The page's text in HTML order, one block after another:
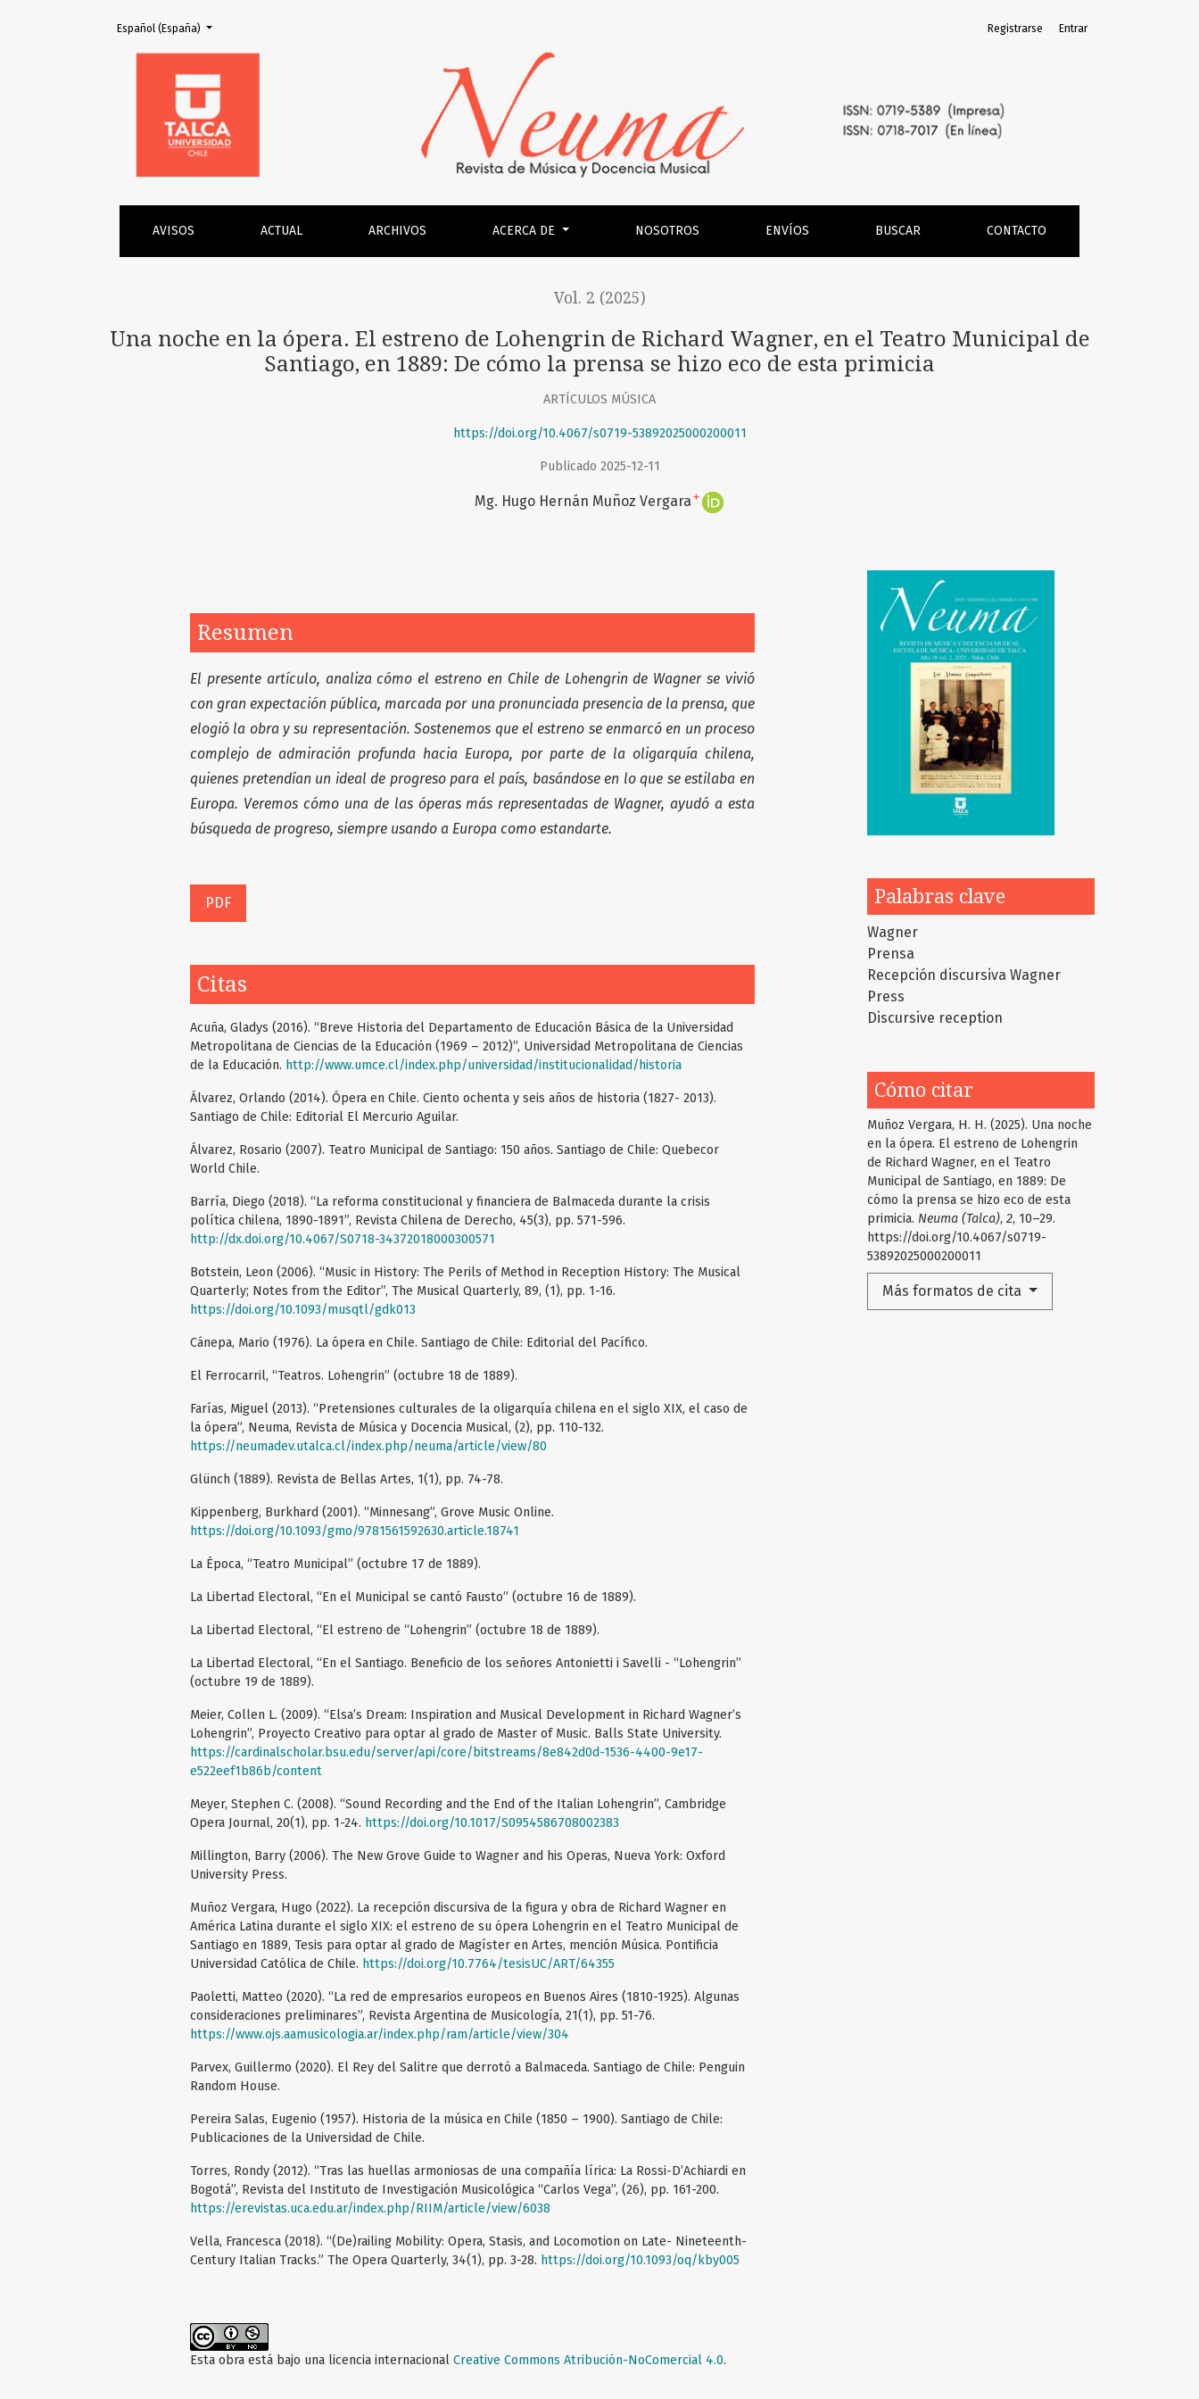
Una noche en la ópera. El estreno de Lohengrin de Richard Wagner, en el Teatro Municipal de Santiago, en 1889
AVISOS ACTUAL ARCHIVOS ACERCA DE NOSOTROS ENVÍOS BUSCAR CONTACTO
Registrarse Entrar
Cambiar el idioma. El actual es:
Español (España)
Vol. 2 (2025)
Una noche en la ópera. El estreno de Lohengrin de Richard Wagner, en el Teatro Municipal de
Santiago, en 1889: De cómo la prensa se hizo eco de esta primicia
ARTÍCULOS MÚSICA
https://doi.org/10.4067/s0719-53892025000200011
Publicado 2025-12-11
Mg. Hugo Hernán Muñoz Vergara +
Palabras clave
Wagner
Prensa
Recepción discursiva Wagner
Press
Discursive reception
Cómo citar
Muñoz Vergara, H. H. (2025). Una noche
en la ópera. El estreno de Lohengrin
de Richard Wagner, en el Teatro
Municipal de Santiago, en 1889: De
cómo la prensa se hizo eco de esta
primicia. Neuma (Talca), 2, 10–29.
https://doi.org/10.4067/s0719-
53892025000200011
Más formatos de cita
Resumen
El presente artículo, analiza cómo el estreno en Chile de Lohengrin de Wagner se vivió
con gran expectación pública, marcada por una pronunciada presencia de la prensa, que
elogió la obra y su representación. Sostenemos que el estreno se enmarcó en un proceso
complejo de admiración profunda hacia Europa, por parte de la oligarquía chilena,
quienes pretendían un ideal de progreso para el país, basándose en lo que se estilaba en
Europa. Veremos cómo una de las óperas más representadas de Wagner, ayudó a esta
búsqueda de progreso, siempre usando a Europa como estandarte.
PDF
Citas
Acuña, Gladys (2016). “Breve Historia del Departamento de Educación Básica de la Universidad
Metropolitana de Ciencias de la Educación (1969 – 2012)”, Universidad Metropolitana de Ciencias
de la Educación. http://www.umce.cl/index.php/universidad/institucionalidad/historia
Álvarez, Orlando (2014). Ópera en Chile. Ciento ochenta y seis años de historia (1827- 2013).
Santiago de Chile: Editorial El Mercurio Aguilar.
Álvarez, Rosario (2007). Teatro Municipal de Santiago: 150 años. Santiago de Chile: Quebecor
World Chile.
Barría, Diego (2018). “La reforma constitucional y financiera de Balmaceda durante la crisis
política chilena, 1890-1891”, Revista Chilena de Derecho, 45(3), pp. 571-596.
http://dx.doi.org/10.4067/S0718-34372018000300571
Botstein, Leon (2006). “Music in History: The Perils of Method in Reception History: The Musical
Quarterly; Notes from the Editor”, The Musical Quarterly, 89, (1), pp. 1-16.
https://doi.org/10.1093/musqtl/gdk013
Cánepa, Mario (1976). La ópera en Chile. Santiago de Chile: Editorial del Pacífico.
El Ferrocarril, “Teatros. Lohengrin” (octubre 18 de 1889).
Farías, Miguel (2013). “Pretensiones culturales de la oligarquía chilena en el siglo XIX, el caso de
la ópera”, Neuma, Revista de Música y Docencia Musical, (2), pp. 110-132.
https://neumadev.utalca.cl/index.php/neuma/article/view/80
Glünch (1889). Revista de Bellas Artes, 1(1), pp. 74-78.
Kippenberg, Burkhard (2001). “Minnesang”, Grove Music Online.
https://doi.org/10.1093/gmo/9781561592630.article.18741
La Época, “Teatro Municipal” (octubre 17 de 1889).
La Libertad Electoral, “En el Municipal se cantó Fausto” (octubre 16 de 1889).
La Libertad Electoral, “El estreno de “Lohengrin” (octubre 18 de 1889).
La Libertad Electoral, “En el Santiago. Beneficio de los señores Antonietti i Savelli - “Lohengrin”
(octubre 19 de 1889).
Meier, Collen L. (2009). “Elsa’s Dream: Inspiration and Musical Development in Richard Wagner’s
Lohengrin”, Proyecto Creativo para optar al grado de Master of Music. Balls State University.
https://cardinalscholar.bsu.edu/server/api/core/bitstreams/8e842d0d-1536-4400-9e17-
e522eef1b86b/content
Meyer, Stephen C. (2008). “Sound Recording and the End of the Italian Lohengrin”, Cambridge
Opera Journal, 20(1), pp. 1-24. https://doi.org/10.1017/S0954586708002383
Millington, Barry (2006). The New Grove Guide to Wagner and his Operas, Nueva York: Oxford
University Press.
Muñoz Vergara, Hugo (2022). La recepción discursiva de la figura y obra de Richard Wagner en
América Latina durante el siglo XIX: el estreno de su ópera Lohengrin en el Teatro Municipal de
Santiago en 1889, Tesis para optar al grado de Magíster en Artes, mención Música. Pontificia
Universidad Católica de Chile. https://doi.org/10.7764/tesisUC/ART/64355
Paoletti, Matteo (2020). “La red de empresarios europeos en Buenos Aires (1810-1925). Algunas
consideraciones preliminares”, Revista Argentina de Musicología, 21(1), pp. 51-76.
https://www.ojs.aamusicologia.ar/index.php/ram/article/view/304
Parvex, Guillermo (2020). El Rey del Salitre que derrotó a Balmaceda. Santiago de Chile: Penguin
Random House.
Pereira Salas, Eugenio (1957). Historia de la música en Chile (1850 – 1900). Santiago de Chile:
Publicaciones de la Universidad de Chile.
Torres, Rondy (2012). “Tras las huellas armoniosas de una compañía lírica: La Rossi-D’Achiardi en
Bogotá”, Revista del Instituto de Investigación Musicológica “Carlos Vega”, (26), pp. 161-200.
https://erevistas.uca.edu.ar/index.php/RIIM/article/view/6038
Vella, Francesca (2018). “(De)railing Mobility: Opera, Stasis, and Locomotion on Late- Nineteenth-
Century Italian Tracks.” The Opera Quarterly, 34(1), pp. 3-28. https://doi.org/10.1093/oq/kby005
Esta obra está bajo una licencia internacional Creative Commons Atribución-NoComercial 4.0.